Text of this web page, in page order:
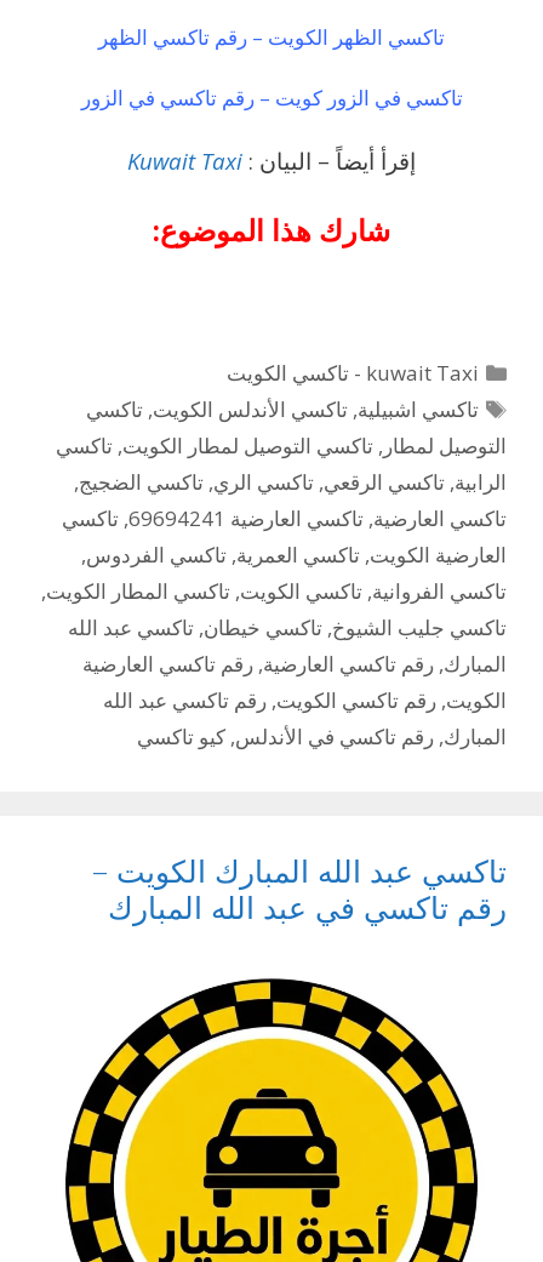
تاكسي الظهر الكويت – رقم تاكسي الظهر
تاكسي في الزور كويت – رقم تاكسي في الزور
إقرأ أيضاً – البيان : Kuwait Taxi
شارك هذا الموضوع:
التصنيفات
kuwait Taxi - تاكسي الكويت
الوسوم
تاكسي اشبيلية,تاكسي الأندلس الكويت,تاكسي
التوصيل لمطار , تاكسي التوصيل لمطار الكويت, تاكسي
الرابية, تاكسي الرقعي, تاكسي الري, تاكسي الضجيج,
تاكسي العارضية, تاكسي العارضية 69694241 , تاكسي
العارضية الكويت, تاكسي العمرية, تاكسي الفردوس,
تاكسي الفروانية, تاكسي الكويت, تاكسي المطار الكويت,
تاكسي جليب الشيوخ, تاكسي خيطان, تاكسي عبد الله
المبارك, رقم تاكسي العارضية, رقم تاكسي العارضية
الكويت, رقم تاكسي الكويت, رقم تاكسي عبد الله
المبارك, رقم تاكسي في الأندلس, كيو تاكسي
تاكسي عبد الله المبارك الكويت –
رقم تاكسي في عبد الله المبارك